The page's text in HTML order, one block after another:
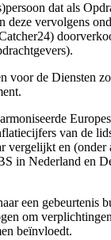
dat als
deze vervolgens
).
voor de Diensten
van de
vergelijkt en (onder
in Nederland en
een gebeurtenis
om
beïnvloedt.